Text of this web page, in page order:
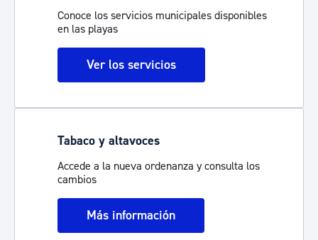
Conoce los servicios municipales disponibles
en las playas
Ver los servicios
Tabaco y altavoces
Accede a la nueva ordenanza y consulta los
cambios
Más información